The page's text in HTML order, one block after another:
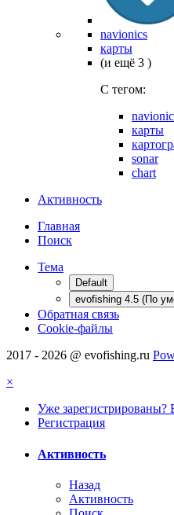
navionics
карты
(и ещё 3 )
C тегом:
карты
sonar
chart
Активность
Главная
Поиск
Тема
Default
evofishing 4.5 (По
Обратная связь
Cookie-файлы
2017 - 2026 @ evofishing.ru
×
Уже зарегистрированы?
Регистрация
Активность
Назад
Активность